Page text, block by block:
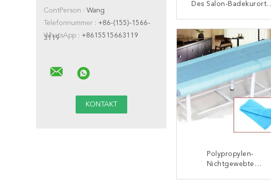
ContPerson : Wang
Telefonnummer : +86-(155)-1566-
3119
WhatsApp : +8615515663119
Des Salon-Badekurort-
KONTAKT
Polypropylen-
Nichtgewebte